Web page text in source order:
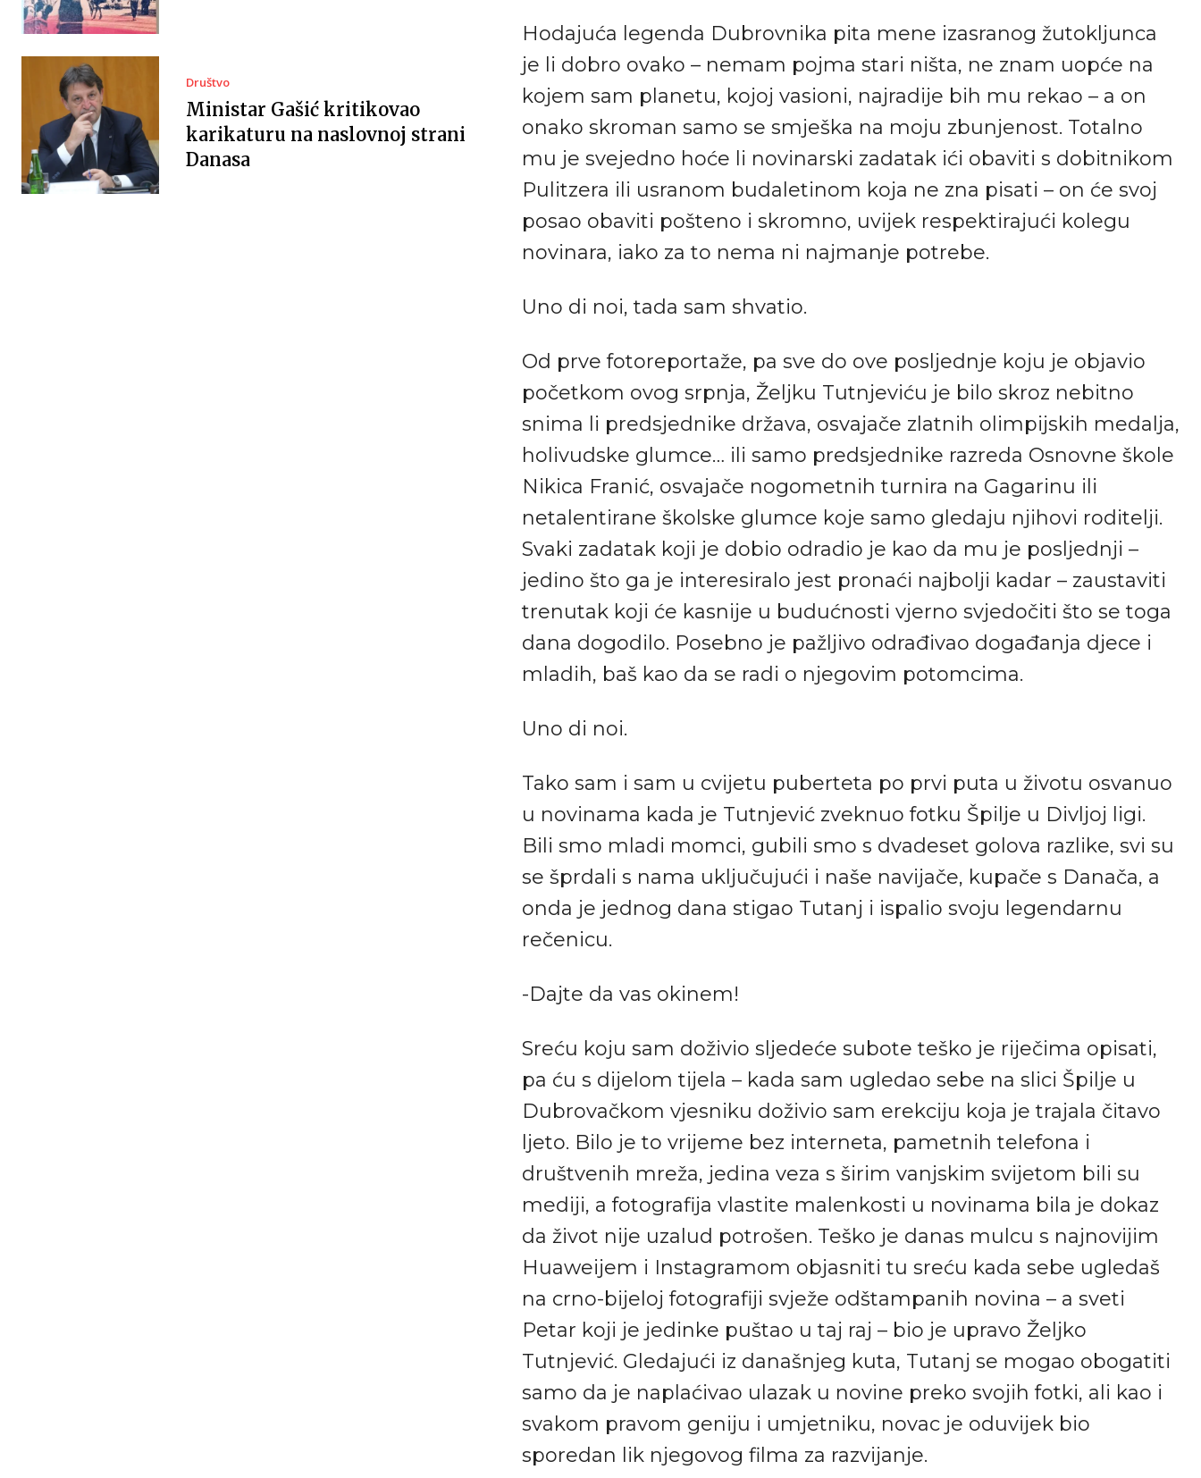
Društvo
Ministar Gašić kritikovao
karikaturu na naslovnoj strani
Danasa
Hodajuća legenda Dubrovnika pita mene izasranog žutokljunca
je li dobro ovako – nemam pojma stari ništa, ne znam uopće na
kojem sam planetu, kojoj vasioni, najradije bih mu rekao – a on
onako skroman samo se smješka na moju zbunjenost. Totalno
mu je svejedno hoće li novinarski zadatak ići obaviti s dobitnikom
Pulitzera ili usranom budaletinom koja ne zna pisati – on će svoj
posao obaviti pošteno i skromno, uvijek respektirajući kolegu
novinara, iako za to nema ni najmanje potrebe.
Uno di noi, tada sam shvatio.
Od prve fotoreportaže, pa sve do ove posljednje koju je objavio
početkom ovog srpnja, Željku Tutnjeviću je bilo skroz nebitno
snima li predsjednike država, osvajače zlatnih olimpijskih medalja,
holivudske glumce… ili samo predsjednike razreda Osnovne škole
Nikica Franić, osvajače nogometnih turnira na Gagarinu ili
netalentirane školske glumce koje samo gledaju njihovi roditelji.
Svaki zadatak koji je dobio odradio je kao da mu je posljednji –
jedino što ga je interesiralo jest pronaći najbolji kadar – zaustaviti
trenutak koji će kasnije u budućnosti vjerno svjedočiti što se toga
dana dogodilo. Posebno je pažljivo odrađivao događanja djece i
mladih, baš kao da se radi o njegovim potomcima.
Uno di noi.
Tako sam i sam u cvijetu puberteta po prvi puta u životu osvanuo
u novinama kada je Tutnjević zveknuo fotku Špilje u Divljoj ligi.
Bili smo mladi momci, gubili smo s dvadeset golova razlike, svi su
se šprdali s nama uključujući i naše navijače, kupače s Danača, a
onda je jednog dana stigao Tutanj i ispalio svoju legendarnu
rečenicu.
-Dajte da vas okinem!
Sreću koju sam doživio sljedeće subote teško je riječima opisati,
pa ću s dijelom tijela – kada sam ugledao sebe na slici Špilje u
Dubrovačkom vjesniku doživio sam erekciju koja je trajala čitavo
ljeto. Bilo je to vrijeme bez interneta, pametnih telefona i
društvenih mreža, jedina veza s širim vanjskim svijetom bili su
mediji, a fotografija vlastite malenkosti u novinama bila je dokaz
da život nije uzalud potrošen. Teško je danas mulcu s najnovijim
Huaweijem i Instagramom objasniti tu sreću kada sebe ugledaš
na crno-bijeloj fotografiji svježe odštampanih novina – a sveti
Petar koji je jedinke puštao u taj raj – bio je upravo Željko
Tutnjević. Gledajući iz današnjeg kuta, Tutanj se mogao obogatiti
samo da je naplaćivao ulazak u novine preko svojih fotki, ali kao i
svakom pravom geniju i umjetniku, novac je oduvijek bio
sporedan lik njegovog filma za razvijanje.